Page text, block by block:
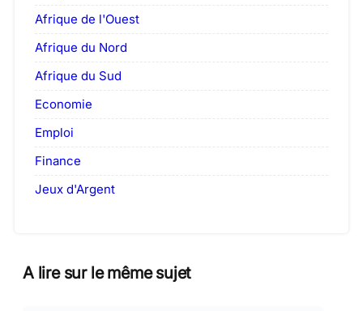
Afrique de l'Ouest
Afrique du Nord
Afrique du Sud
Economie
Emploi
Finance
Jeux d'Argent
A lire sur le même sujet